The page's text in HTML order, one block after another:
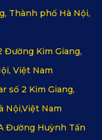
Thành phố Hà Nội,
Đường Kim Giang,
Việt Nam
số 2 Kim Giang,
Nội,Việt Nam
Đường Huỳnh Tấn